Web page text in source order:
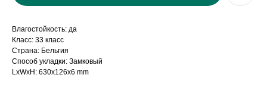
Влагостойкость: да
Класс: 33 класс
Страна: Бельгия
Способ укладки: Замковый
LxWxH: 630x126x6 mm